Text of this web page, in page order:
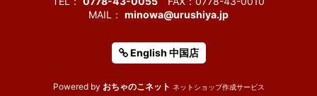
MAIL： minowa@urushiya.jp
English 中国店
Powered by おちゃのこネット ネットショップ作成サービス